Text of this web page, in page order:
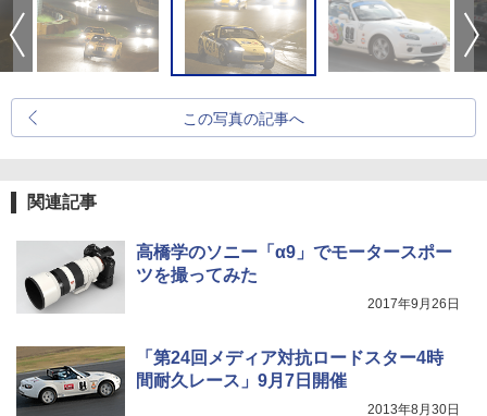
この写真の記事へ
関連記事
高橋学のソニー「α9」でモータースポー
ツを撮ってみた
2017年9月26日
「第24回メディア対抗ロードスター4時
間耐久レース」9月7日開催
2013年8月30日